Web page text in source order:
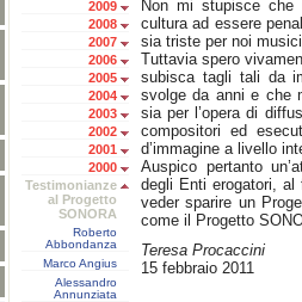
2009
2008
2007
2006
2005
2004
2003
2002
2001
2000
Testimonianze
al Progetto
SONORA
Roberto
Abbondanza
Marco Angius
Alessandro
Annunziata
Non mi stupisce
cultura ad essere
sia triste per noi
Tuttavia spero
subisca tagli tali da
svolge da anni e che
sia per l’opera di
compositori ed
d’immagine a livello
Auspico pertanto
degli Enti erogatori,
veder sparire un
come il Progetto
Teresa Procaccini
15 febbraio 2011